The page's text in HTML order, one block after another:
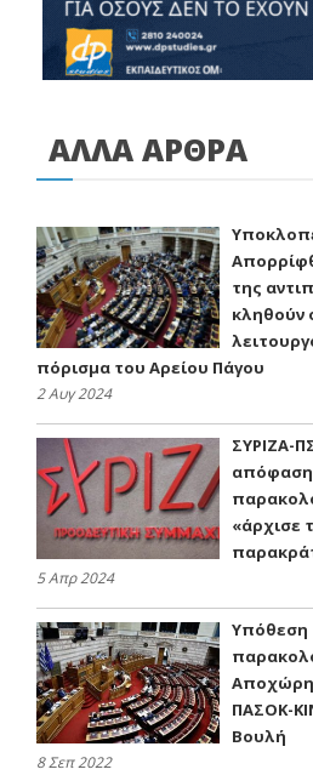
ΑΛΛΑ ΑΡΘΡΑ
της
κληθούν
πόρισμα του Αρείου Πάγου
2 Αυγ 2024
ΣΥΡΙΖΑ-
απόφαση
«άρχισε
5 Απρ 2024
Υπόθεση
ΠΑΣΟΚ-
Βουλή
8 Σεπ 2022